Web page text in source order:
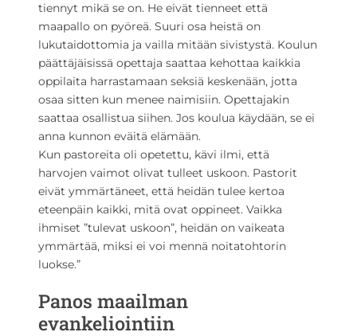
tiennyt mikä se on. He eivät tienneet että
maapallo on pyöreä. Suuri osa heistä on
lukutaidottomia ja vailla mitään sivistystä. Koulun
päättäjäisissä opettaja saattaa kehottaa kaikkia
oppilaita harrastamaan seksiä keskenään, jotta
osaa sitten kun menee naimisiin. Opettajakin
saattaa osallistua siihen. Jos koulua käydään, se ei
anna kunnon eväitä elämään.
Kun pastoreita oli opetettu, kävi ilmi, että
harvojen vaimot olivat tulleet uskoon. Pastorit
eivät ymmärtäneet, että heidän tulee kertoa
eteenpäin kaikki, mitä ovat oppineet. Vaikka
ihmiset ”tulevat uskoon”, heidän on vaikeata
ymmärtää, miksi ei voi mennä noitatohtorin
luokse.”
Panos maailman
evankeliointiin